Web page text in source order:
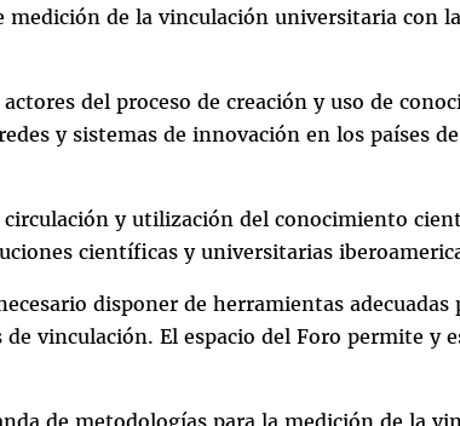
medición de la vinculación universitaria con
del proceso de creación y uso de
y sistemas de innovación en los países de
y utilización del conocimiento
científicas y universitarias
disponer de herramientas adecuadas
vinculación. El espacio del Foro permite y